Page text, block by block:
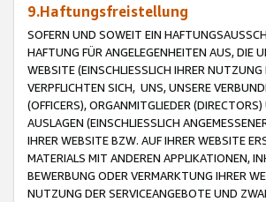
9.Haftungsfreistellung
SOFERN UND SOWEIT EIN
HAFTUNG FÜR ANGELEGENHEITEN AUS, DIE
WEBSITE (EINSCHLIESSLICH IHRER
VERPFLICHTEN SICH, UNS, UNSERE
(OFFICERS), ORGANMITGLIEDER
AUSLAGEN (EINSCHLIESSLICH
IHRER WEBSITE BZW. AUF IHRER WEBSITE
MATERIALS MIT ANDEREN APPLIKATIONEN,
BEWERBUNG ODER VERMARKTUNG IHRER
NUTZUNG DER SERVICEANGEBOTE UND